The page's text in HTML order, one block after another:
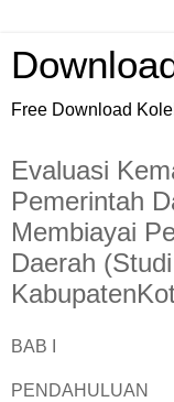
Free Download
Evaluasi
Pemerintah
Membiayai
Daerah
BAB I
PENDAHULUAN